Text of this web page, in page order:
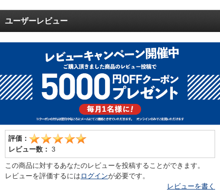
ユーザーレビュー
評価：
レビュー数： 3
この商品に対するあなたのレビューを投稿することができます。
レビューを評価するにはログインが必要です。
レビューを書く